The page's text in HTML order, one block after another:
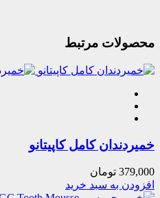
محصولات مرتبط
خمیردندان کامل کاپیتانو
379,000 تومان
افزودن به سبد خرید